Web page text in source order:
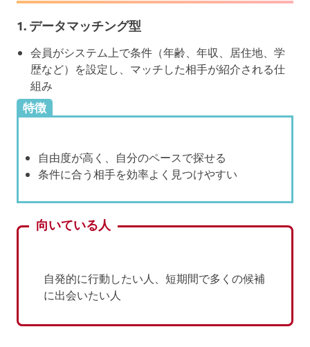
1. データマッチング型
会員がシステム上で条件（年齢、年収、居住地、学
歴など）を設定し、マッチした相手が紹介される仕
組み
特徴
自由度が高く、自分のペースで探せる
条件に合う相手を効率よく見つけやすい
向いている人
自発的に行動したい人、短期間で多くの候補
に出会いたい人